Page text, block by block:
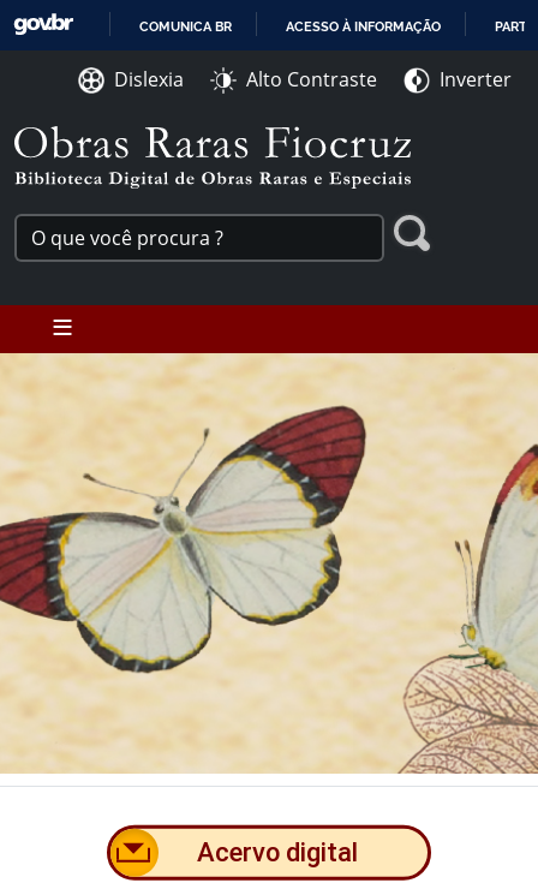
Ir para o conteúdo [1]
Ir para o menu [2]
Ir para a Busca [3]
CONTEÚDO
COMUNICA BR ACESSO À INFORMAÇÃO
Dislexia Alto Contraste Inverter